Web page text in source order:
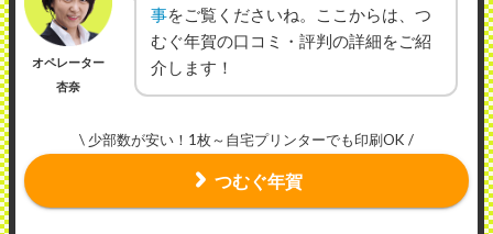
オペレーター
杏奈
事をご覧くださいね。ここからは、つ
むぐ年賀の口コミ・評判の詳細をご紹
介します！
\ 少部数が安い！1枚～自宅プリンターでも印刷OK /
つむぐ年賀